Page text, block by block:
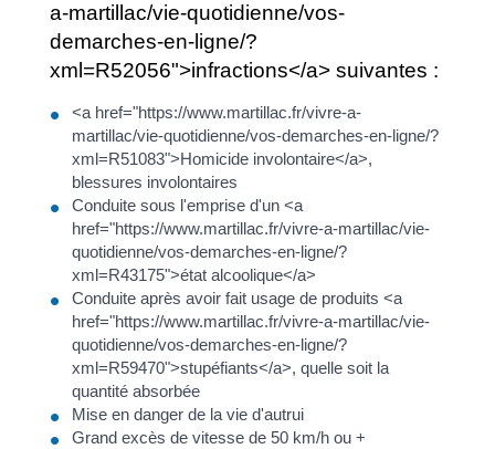
a-martillac/vie-quotidienne/vos-
demarches-en-ligne/?
xml=R52056">infractions</a> suivantes :
<a href="https://www.martillac.fr/vivre-a-
martillac/vie-quotidienne/vos-demarches-en-ligne/?
xml=R51083">Homicide involontaire</a>,
blessures involontaires
Conduite sous l'emprise d'un <a
href="https://www.martillac.fr/vivre-a-martillac/vie-
quotidienne/vos-demarches-en-ligne/?
xml=R43175">état alcoolique</a>
Conduite après avoir fait usage de produits <a
href="https://www.martillac.fr/vivre-a-martillac/vie-
quotidienne/vos-demarches-en-ligne/?
xml=R59470">stupéfiants</a>, quelle soit la
quantité absorbée
Mise en danger de la vie d'autrui
Grand excès de vitesse de 50 km/h ou +